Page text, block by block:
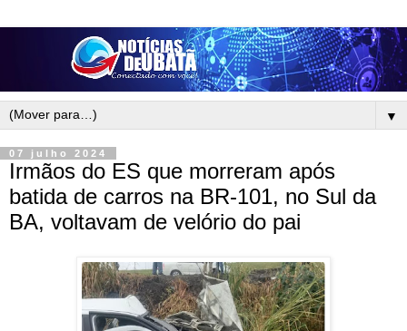
▼
07 julho 2024
Irmãos do ES que morreram após
batida de carros na BR-101, no Sul da
BA, voltavam de velório do pai